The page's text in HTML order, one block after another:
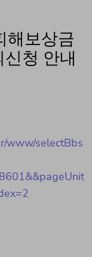
해보상금
청 안내
www/selectBbs